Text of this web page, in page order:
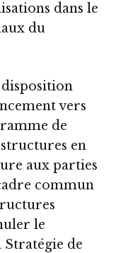
dans le
du
vers
de
en
aux parties
commun
le
de